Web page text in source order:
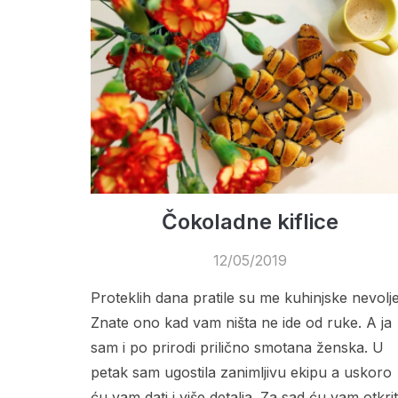
Čokoladne kiflice
12/05/2019
Proteklih dana pratile su me kuhinjske
Znate ono kad vam ništa ne ide od ruke. A ja
sam i po prirodi prilično smotana ženska. U
petak sam ugostila zanimljivu ekipu a uskoro